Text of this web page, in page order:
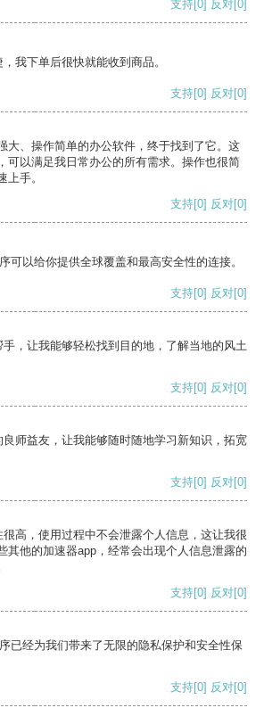
支持 [0] 反对 [0]
我下单后很快就能收到商品。
支持[0] 反对[0]
大、操作简单的办公软件，终于找到了它。这
可以满足我日常办公的所有需求。操作也很简
上手。
支持[0] 反对[0]
可以给你提供全球覆盖和最高安全性的连接。
支持[0] 反对[0]
，让我能够轻松找到目的地，了解当地的风土
支持[0] 反对[0]
师益友，让我能够随时随地学习新知识，拓宽
支持[0] 反对[0]
高，使用过程中不会泄露个人信息，这让我很
其他的加速器app，经常会出现个人信息泄露的
支持[0] 反对[0]
已经为我们带来了无限的隐私保护和安全性保
支持[0] 反对[0]